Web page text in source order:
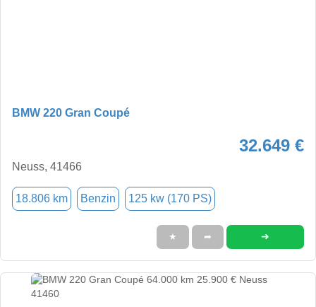
BMW 220 Gran Coupé
32.649 €
Neuss, 41466
18.806 km Benzin 125 kw (170 PS)
★ ➦ ➜